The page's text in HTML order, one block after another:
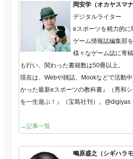
岡安学（オカヤスマナ
デジタルライター
eスポーツを精力的に
ゲーム情報誌編集部
様々なゲーム誌に寄
も行い、関わった書籍数は50冊以上。
現在は、Webや雑誌、Mookなどで活動
かった最新eスポーツの教科書』（秀和
を一生遊ぶ！』（宝島社刊）。@digiyas
→記事一覧
鴫原盛之（シギハラモ